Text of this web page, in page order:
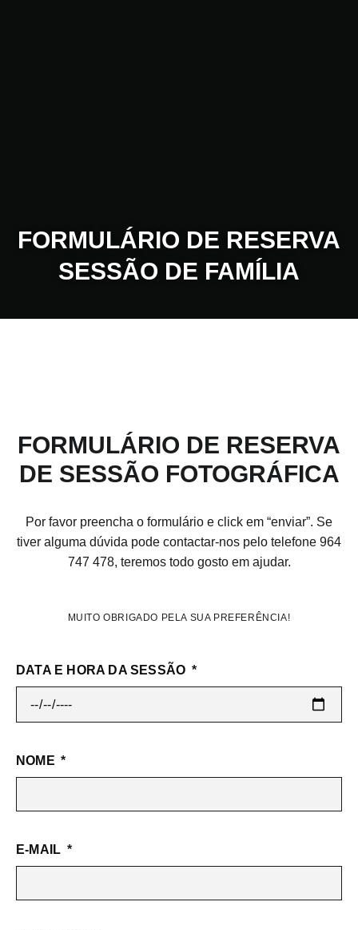
FORMULÁRIO DE RESERVA
SESSÃO DE FAMÍLIA
FORMULÁRIO DE RESERVA
DE SESSÃO FOTOGRÁFICA
Por favor preencha o formulário e click em “enviar”. Se
tiver alguma dúvida pode contactar-nos pelo telefone 964
747 478, teremos todo gosto em ajudar.
MUITO OBRIGADO PELA SUA PREFERÊNCIA!
DATA E HORA DA SESSÃO
NOME
E-MAIL